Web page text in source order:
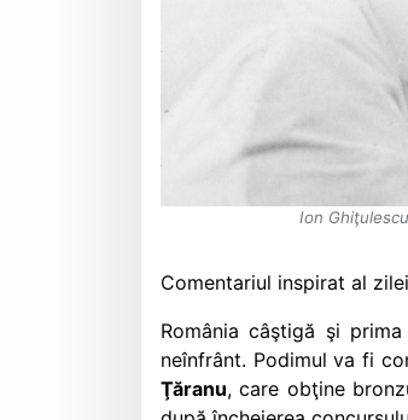
Ion
Comentariul inspirat al
România câştigă şi
neînfrânt. Podimul va fi
Ţăranu, care obţine